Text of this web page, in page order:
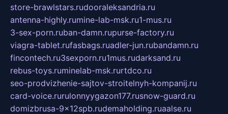
store-brawlstars.rudooraleksandria.ru
antenna-highly.rumine-lab-msk.ru1-mus.ru
3-sex-porn.ruban-damn.rupurse-factory.ru
viagra-tablet.rufasbags.ruadler-jun.rubandamn.ru
fincontech.ru3sexporn.ru1mus.rudarksand.ru
rebus-toys.ruminelab-msk.rurtdco.ru
seo-prodvizhenie-sajtov-stroitelnyh-kompanij.ru
card-voice.rurulonnyygazon177.rusnow-guard.ru
domizbrusa-9x12spb.rudemaholding.ruaalse.ru